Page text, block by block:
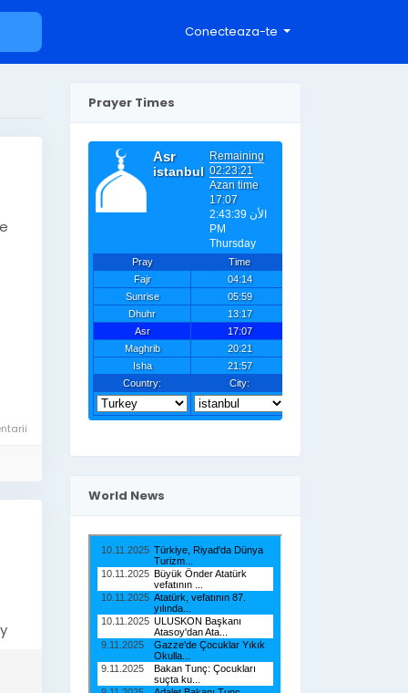
Conecteaza-te
Prayer Times
World News